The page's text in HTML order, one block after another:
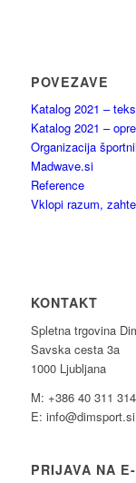
POVEZAVE
Katalog 2021 –
Katalog 2021 –
Organizacija
Madwave.si
Reference
Vklopi razum,
KONTAKT
Spletna trgovina
Savska cesta 3a
1000 Ljubljana
M: +386 40 311 314
E: info@dimsport.si
PRIJAVA NA